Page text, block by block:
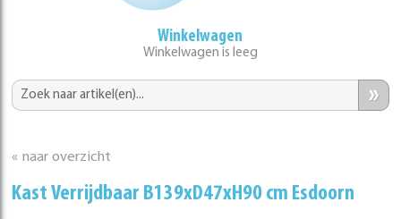
Winkelwagen
Winkelwagen is leeg
»
« naar overzicht
Kast Verrijdbaar B139xD47xH90 cm Esdoorn